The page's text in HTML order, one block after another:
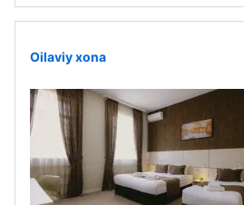
Oilaviy xona